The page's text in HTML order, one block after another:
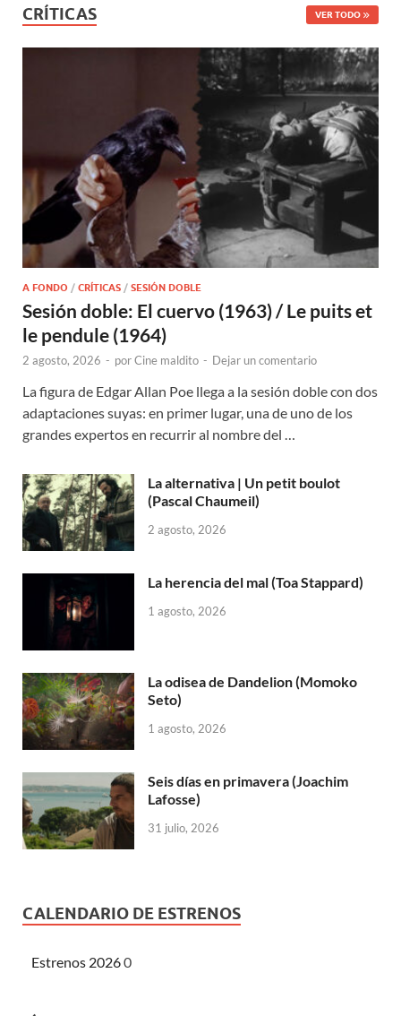
CRÍTICAS VER TODO
A FONDO / CRÍTICAS / SESIÓN DOBLE
Sesión doble: El cuervo (1963) / Le puits et
le pendule (1964)
2 agosto, 2026 - porCine maldito - Dejar un comentario
La figura de Edgar Allan Poe llega a la sesión doble con dos
adaptaciones suyas: en primer lugar, una de uno de los
grandes expertos en recurrir al nombre del …
La alternativa | Un petit boulot
(Pascal Chaumeil)
2 agosto, 2026
La herencia del mal (Toa Stappard)
1 agosto, 2026
La odisea de Dandelion (Momoko
Seto)
1 agosto, 2026
Seis días en primavera (Joachim
Lafosse)
31 julio, 2026
CALENDARIO DE ESTRENOS
Estrenos 20260